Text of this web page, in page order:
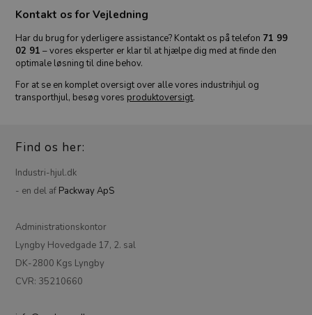
Kontakt os for Vejledning
Har du brug for yderligere assistance? Kontakt os på telefon 71 99
02 91 – vores eksperter er klar til at hjælpe dig med at finde den
optimale løsning til dine behov.
For at se en komplet oversigt over alle vores industrihjul og
transporthjul, besøg vores produktoversigt.
Find os her:
Industri-hjul.dk
- en del af Packway ApS
Administrationskontor
Lyngby Hovedgade 17, 2. sal
DK-2800 Kgs Lyngby
CVR: 35210660